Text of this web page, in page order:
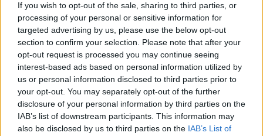
If you wish to opt-out of the sale, sharing to third parties, or
processing of your personal or sensitive information for
targeted advertising by us, please use the below opt-out
section to confirm your selection. Please note that after your
opt-out request is processed you may continue seeing
interest-based ads based on personal information utilized by
us or personal information disclosed to third parties prior to
your opt-out. You may separately opt-out of the further
disclosure of your personal information by third parties on the
IAB’s list of downstream participants. This information may
also be disclosed by us to third parties on the IAB’s List of
οπότε έχουμε δύο διαφορετικούς
εγκεφάλους, δύο καρδιές, περίπου τέσσερις
πνεύμονες μια και οι αριστεροί και δεξιοί
είναι κάπως ενωμένοι, άρα είναι
περισσότερο σαν τρίτος πνεύμονας παρά
τέταρτος, δύο συκώτια, δύο στομάχια και η
καθεμία μας ελέγχει αντίστοιχα ένα χέρι και
ένα πόδι.